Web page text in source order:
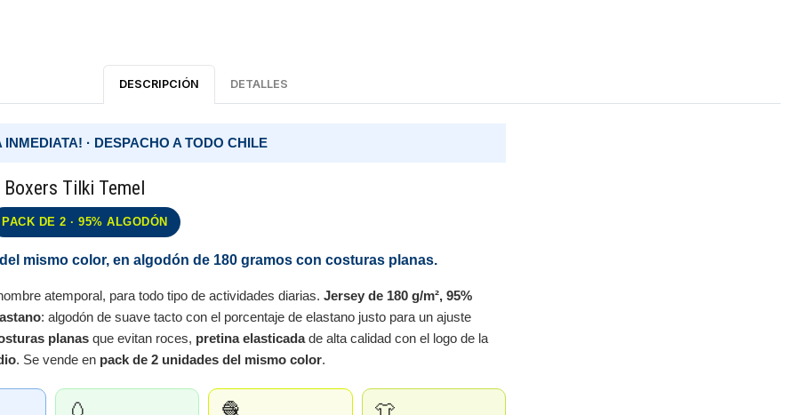
DESCRIPCIÓN DETALLES
INMEDIATA! · DESPACHO A TODO CHILE
Tilki Temel
PACK DE 2 · 95% ALGODÓN
mismo color, en algodón de 180 gramos con costuras planas.
atemporal, para todo tipo de actividades diarias. Jersey de 180 g/m², 95%
: algodón de suave tacto con el porcentaje de elastano justo para un ajuste
planas que evitan roces, pretina elasticadade alta calidad con el logo de la
. Se vende en pack de 2 unidades del mismo color.
🥚 🧶 👕